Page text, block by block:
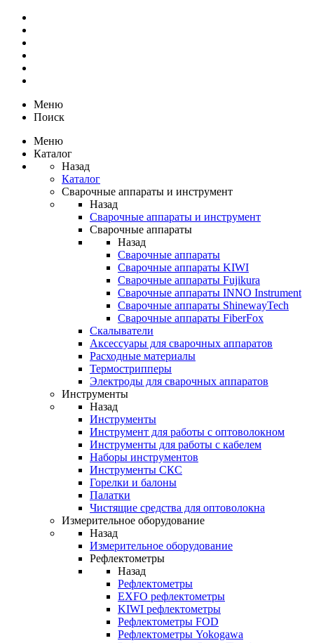
Меню
Поиск
Меню
Каталог
Назад
Каталог
Сварочные аппараты и инструмент
Назад
Сварочные аппараты и инструмент
Сварочные аппараты
Назад
Сварочные аппараты
Сварочные аппараты KIWI
Сварочные аппараты Fujikura
Сварочные аппараты INNO Instrument
Сварочные аппараты ShinewayTech
Cварочные аппараты FiberFox
Скалыватели
Аксессуары для сварочных аппаратов
Расходные материалы
Термострипперы
Электроды для сварочных аппаратов
Инструменты
Назад
Инструменты
Инструмент для работы с оптоволокном
Инструменты для работы с кабелем
Наборы инструментов
Инструменты СКС
Горелки и балоны
Палатки
Чистящие средства для оптоволокна
Измерительное оборудование
Назад
Измерительное оборудование
Рефлектометры
Назад
Рефлектометры
EXFO рефлектометры
KIWI рефлектометры
Рефлектометры FOD
Рефлектометры Yokogawa